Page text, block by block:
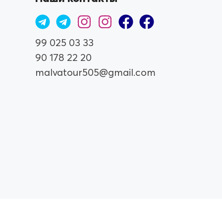
99 025 03 33
90 178 22 20
malvatour505@gmail.com